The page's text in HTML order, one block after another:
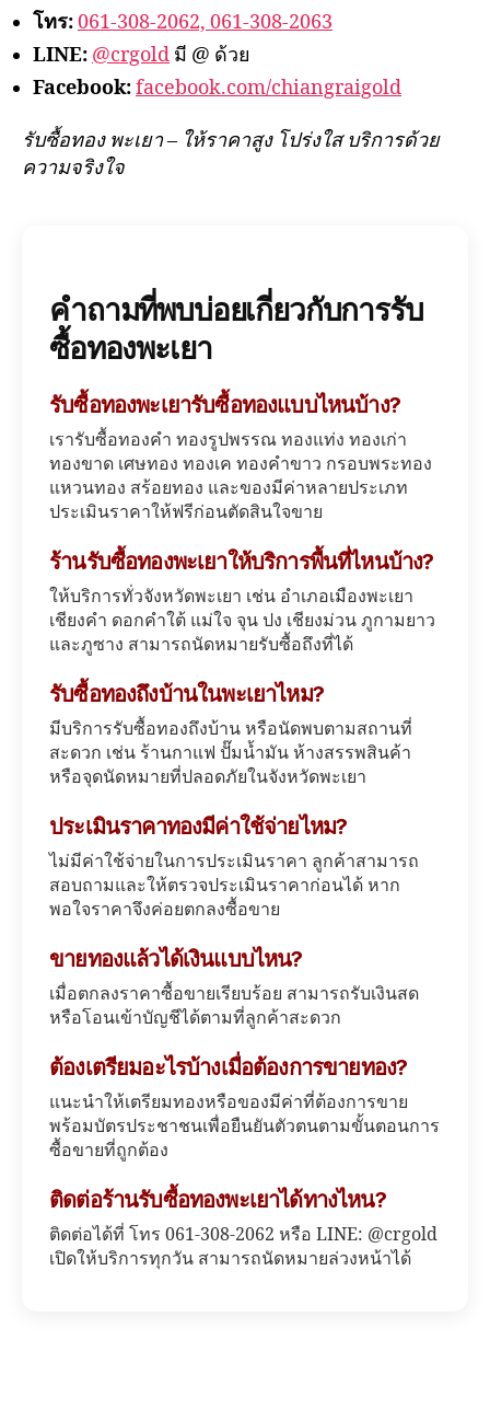
โทร:061-308-2062, 061-308-2063
LINE: @crgold มี @ ด้วย
Facebook:facebook.com/chiangraigold
รับซื้อทอง พะเยา – ให้ราคาสูง โปร่งใส บริการด้วย
ความจริงใจ
คำถามที่พบบ่อยเกี่ยวกับการรับ
ซื้อทองพะเยา
รับซื้อทองพะเยารับซื้อทองแบบไหนบ้าง?
เรารับซื้อทองคำ ทองรูปพรรณ ทองแท่ง ทองเก่า
ทองขาด เศษทอง ทองเค ทองคำขาว กรอบพระทอง
แหวนทอง สร้อยทอง และของมีค่าหลายประเภท
ประเมินราคาให้ฟรีก่อนตัดสินใจขาย
ร้านรับซื้อทองพะเยาให้บริการพื้นที่ไหนบ้าง?
ให้บริการทั่วจังหวัดพะเยา เช่น อำเภอเมืองพะเยา
เชียงคำ ดอกคำใต้ แม่ใจ จุน ปง เชียงม่วน ภูกามยาว
และภูซาง สามารถนัดหมายรับซื้อถึงที่ได้
รับซื้อทองถึงบ้านในพะเยาไหม?
มีบริการรับซื้อทองถึงบ้าน หรือนัดพบตามสถานที่
สะดวก เช่น ร้านกาแฟ ปั๊มน้ำมัน ห้างสรรพสินค้า
หรือจุดนัดหมายที่ปลอดภัยในจังหวัดพะเยา
ประเมินราคาทองมีค่าใช้จ่ายไหม?
ไม่มีค่าใช้จ่ายในการประเมินราคา ลูกค้าสามารถ
สอบถามและให้ตรวจประเมินราคาก่อนได้ หาก
พอใจราคาจึงค่อยตกลงซื้อขาย
ขายทองแล้วได้เงินแบบไหน?
เมื่อตกลงราคาซื้อขายเรียบร้อย สามารถรับเงินสด
หรือโอนเข้าบัญชีได้ตามที่ลูกค้าสะดวก
ต้องเตรียมอะไรบ้างเมื่อต้องการขายทอง?
แนะนำให้เตรียมทองหรือของมีค่าที่ต้องการขาย
พร้อมบัตรประชาชนเพื่อยืนยันตัวตนตามขั้นตอนการ
ซื้อขายที่ถูกต้อง
ติดต่อร้านรับซื้อทองพะเยาได้ทางไหน?
ติดต่อได้ที่ โทร 061-308-2062 หรือ LINE: @crgold
เปิดให้บริการทุกวัน สามารถนัดหมายล่วงหน้าได้